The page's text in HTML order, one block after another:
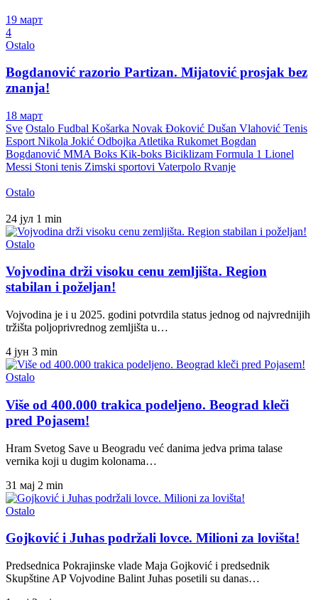
19 март
4
Ostalo
Bogdanović razorio Partizan. Mijatović prosjak bez
znanja!
18 март
Sve Ostalo Fudbal Košarka Novak Đoković Dušan Vlahović Tenis
Esport Nikola Jokić Odbojka Atletika Rukomet Bogdan
Bogdanović MMA Boks Kik-boks Biciklizam Formula 1 Lionel
Messi Stoni tenis Zimski sportovi Vaterpolo Rvanje
Ostalo
24 јул 1 min
Ostalo
Vojvodina drži visoku cenu zemljišta. Region
stabilan i poželjan!
Vojvodina je i u 2025. godini potvrdila status jednog od najvrednijih
tržišta poljoprivrednog zemljišta u…
4 јун 3 min
Ostalo
Više od 400.000 trakica podeljeno. Beograd kleči
pred Pojasem!
Hram Svetog Save u Beogradu već danima jedva prima talase
vernika koji u dugim kolonama…
31 мај 2 min
Ostalo
Gojković i Juhas podržali lovce. Milioni za lovišta!
Predsednica Pokrajinske vlade Maja Gojković i predsednik
Skupštine AP Vojvodine Balint Juhas posetili su danas…